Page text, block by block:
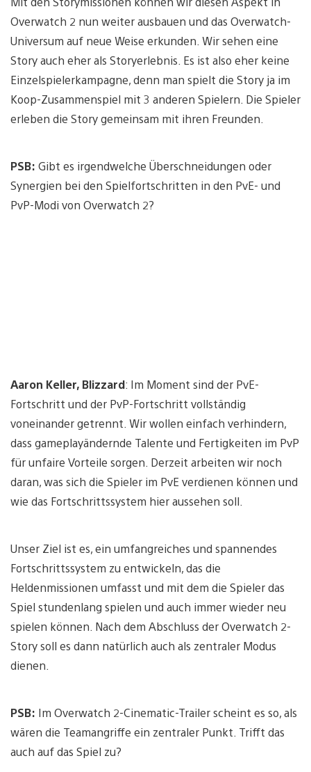
Overwatch 2 nun weiter ausbauen und das Overwatch-
Universum auf neue Weise erkunden. Wir sehen eine
Story auch eher als Storyerlebnis. Es ist also eher keine
Einzelspielerkampagne, denn man spielt die Story ja im
Koop-Zusammenspiel mit 3 anderen Spielern. Die Spieler
erleben die Story gemeinsam mit ihren Freunden.
PSB: Gibt es irgendwelche Überschneidungen oder
Synergien bei den Spielfortschritten in den PvE- und
PvP-Modi von Overwatch 2?
Aaron Keller, Blizzard: Im Moment sind der PvE-
Fortschritt und der PvP-Fortschritt vollständig
voneinander getrennt. Wir wollen einfach verhindern,
dass gameplayändernde Talente und Fertigkeiten im PvP
für unfaire Vorteile sorgen. Derzeit arbeiten wir noch
daran, was sich die Spieler im PvE verdienen können und
wie das Fortschrittssystem hier aussehen soll.
Unser Ziel ist es, ein umfangreiches und spannendes
Fortschrittssystem zu entwickeln, das die
Heldenmissionen umfasst und mit dem die Spieler das
Spiel stundenlang spielen und auch immer wieder neu
spielen können. Nach dem Abschluss der Overwatch 2-
Story soll es dann natürlich auch als zentraler Modus
dienen.
PSB: Im Overwatch 2-Cinematic-Trailer scheint es so, als
wären die Teamangriffe ein zentraler Punkt. Trifft das
auch auf das Spiel zu?